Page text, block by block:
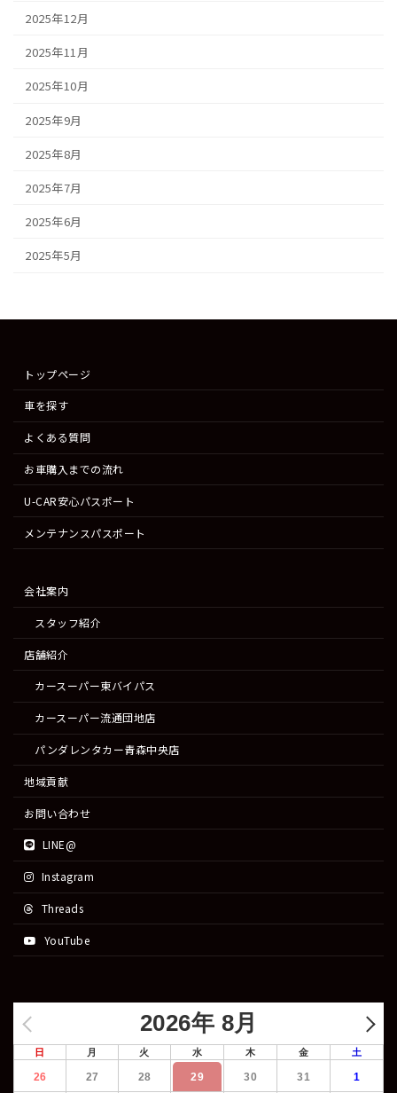
2025年12月
2025年11月
2025年10月
2025年9月
2025年8月
2025年7月
2025年6月
2025年5月
トップページ
車を探す
よくある質問
お車購入までの流れ
U-CAR安心パスポート
メンテナンスパスポート
会社案内
スタッフ紹介
店舗紹介
カースーパー東バイパス
カースーパー流通団地店
パンダレンタカー青森中央店
地域貢献
お問い合わせ
LINE@
Instagram
Threads
YouTube
2026年 8月
日 月 火 水 木 金 土
26 27 28 29 30 31 1